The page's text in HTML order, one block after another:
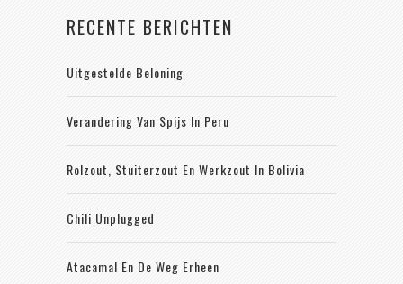
RECENTE BERICHTEN
Uitgestelde Beloning
Verandering Van Spijs In Peru
Rolzout, Stuiterzout En Werkzout In Bolivia
Chili Unplugged
Atacama! En De Weg Erheen